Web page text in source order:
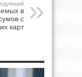
в
с
карт